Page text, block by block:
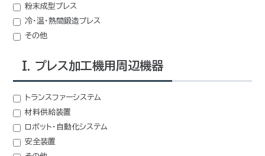
粉末成型プレス
冷・温・熱間鍛造プレス
その他
I. プレス加工機用周辺機器
トランスファーシステム
材料供給装置
ロボット・自動化システム
安全装置